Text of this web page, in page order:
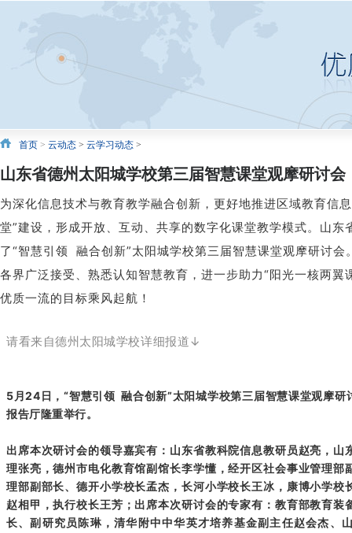
首页 > 云动态 > 云学习动态 >
山东省德州太阳城学校第三届智慧课堂观摩研讨会
为深化信息技术与教育教学融合创新，更好地推进区域教育信
堂”建设，形成开放、互动、共享的数字化课堂教学模式。山东
了“智慧引领 融合创新”太阳城学校第三届智慧课堂观摩研讨会
各界广泛接受、熟悉认知智慧教育，进一步助力“阳光一核两翼
优质一流的目标乘风起航！
请看来自德州太阳城学校详细报道↓
5月24日，“智慧引领 融合创新”太阳城学校第三届智慧课堂观摩研
报告厅隆重举行。
出席本次研讨会的领导嘉宾有：山东省教科院信息教研员赵亮，山
理张亮，德州市电化教育馆副馆长李学懂，经开区社会事业管理部
理部副部长、德开小学校长孟杰，长河小学校长王冰，康博小学校
赵相甲，执行校长王芳；出席本次研讨会的专家有：教育部教育装
长、副研究员陈琳，清华附中中华英才培养基金副主任赵会杰、